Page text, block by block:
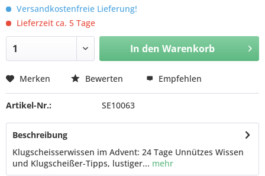
Versandkostenfreie Lieferung!
Lieferzeit ca. 5 Tage
In den Warenkorb
Merken Bewerten Empfehlen
Artikel-Nr.: SE10063
Beschreibung
Klugscheisserwissen im Advent: 24 Tage Unnützes Wissen
und Klugscheißer-Tipps, lustiger... mehr